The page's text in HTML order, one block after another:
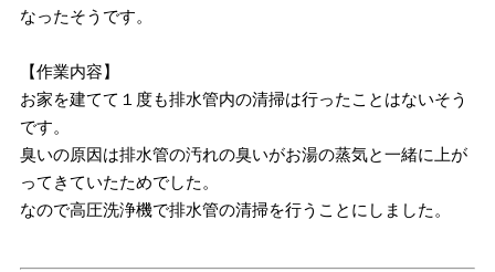
なったそうです。
【作業内容】
お家を建てて１度も排水管内の清掃は行ったことはないそう
です。
臭いの原因は排水管の汚れの臭いがお湯の蒸気と一緒に上が
ってきていたためでした。
なので高圧洗浄機で排水管の清掃を行うことにしました。